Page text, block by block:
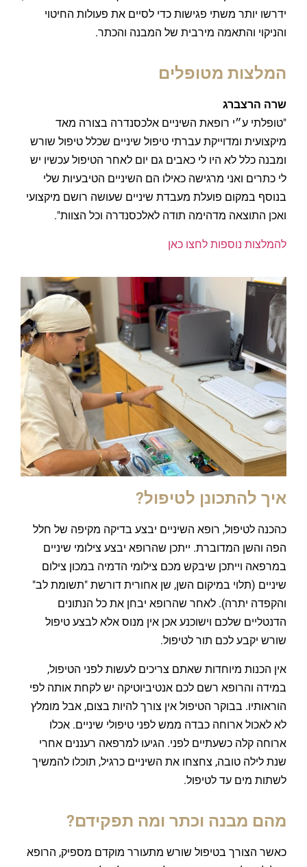
ידרשו יותר משתי פגישות כדי לסיים את פעולות החיטוי
והניקוי והתאמה מירבית של המבנה והכתר.
המלצות מטופלים
שרה הרצברג
"טופלתי ע״י רופאת השיניים אלכסנדרה בצורה מאד
מיקצועית ומדוייקת עברתי טיפול שיניים שכלל טיפול שורש
ומבנה כלל לא היו לי כאבים גם יום לאחר הטיפול עכשיו יש
לי כתרים ואני מרגישה כאילו הם השיניים הטיבעיות שלי
בנוסף במקום פועלת מעבדת שיניים שעושה רושם מיקצועי
ואכן התוצאה מדהימה תודה לאלכסנדרה וכל הצוות".
להמלצות נוספות לחצו כאן
איך להתכונן לטיפול?
כהכנה לטיפול, רופא השיניים יבצע בדיקה מקיפה של חלל
הפה והשן המדוברת. ייתכן שהרופא יבצע צילומי שיניים
במרפאה וייתכן שיבקש מכם צילומי הדמיה במכון צילום
שיניים (תלוי במיקום השן, שן אחורית דורשת "תשומת לב"
והקפדה יתרה). לאחר שהרופא יבחן את כל הנתונים
הדנטליים שלכם וישוכנע אכן אין מנוס אלא לבצע טיפול
שורש יקבע לכם תור לטיפול.
אין הכנות מיוחדות שאתם צריכים לעשות לפני הטיפול,
במידה והרופא רשם לכם אנטיביוטיקה יש לקחת אותה לפי
הוראותיו. בבוקר הטיפול אין צורך להיות בצום, אבל מומלץ
לא לאכול ארוחה כבדה ממש לפני טיפולי שיניים. אכלו
ארוחה קלה כשעתיים לפני. הגיעו למרפאה רעננים אחרי
שנת לילה טובה, צחצחו את השיניים כרגיל, תוכלו להמשיך
לשתות מים עד לטיפול.
מהם מבנה וכתר ומה תפקידם?
כאשר הצורך בטיפול שורש מתעורר מוקדם מספיק, הרופא